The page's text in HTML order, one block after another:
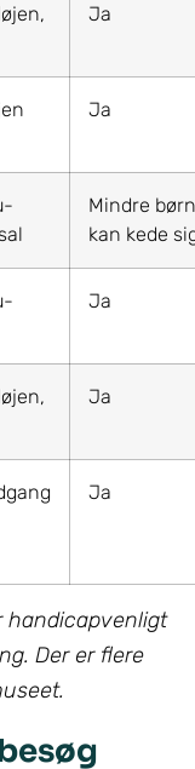
Ja
Ja
Mindre børn
kan kede
Ja
Ja
Ja
Der er flere